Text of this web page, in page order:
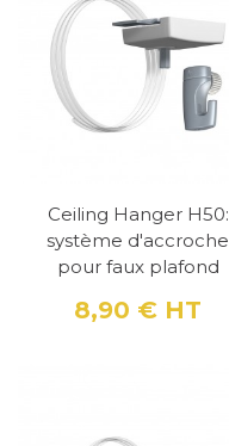
Ceiling Hanger H50:
système d'accroche
pour faux plafond
Prix
8,90 € HT